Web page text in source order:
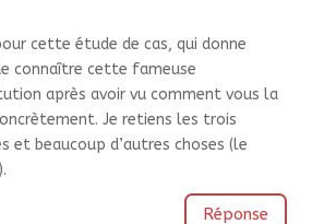
cette étude de cas, qui donne
connaître cette fameuse
après avoir vu comment vous la
Je retiens les trois
et beaucoup d’autres choses (le
Réponse